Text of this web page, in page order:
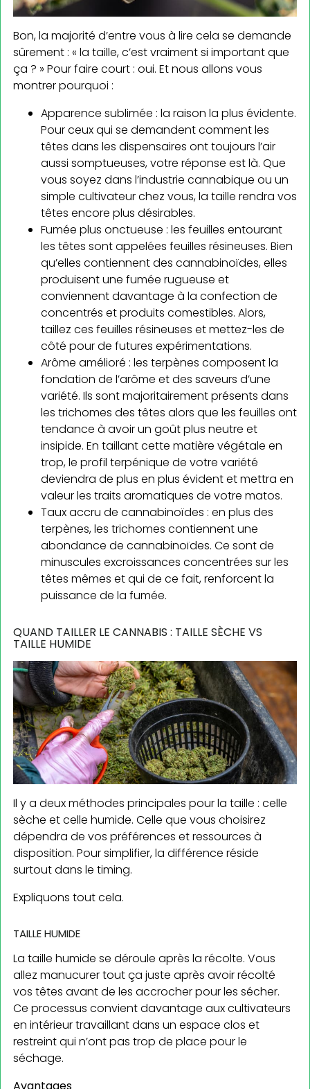
Bon, la majorité d’entre vous à lire cela se demande
sûrement : « la taille, c’est vraiment si important que
ça ? » Pour faire court : oui. Et nous allons vous
montrer pourquoi :
Apparence sublimée : la raison la plus évidente.
Pour ceux qui se demandent comment les
têtes dans les dispensaires ont toujours l’air
aussi somptueuses, votre réponse est là. Que
vous soyez dans l’industrie cannabique ou un
simple cultivateur chez vous, la taille rendra vos
têtes encore plus désirables.
Fumée plus onctueuse : les feuilles entourant
les têtes sont appelées feuilles résineuses. Bien
qu’elles contiennent des cannabinoïdes, elles
produisent une fumée rugueuse et
conviennent davantage à la confection de
concentrés et produits comestibles. Alors,
taillez ces feuilles résineuses et mettez-les de
côté pour de futures expérimentations.
Arôme amélioré : les terpènes composent la
fondation de l’arôme et des saveurs d’une
variété. Ils sont majoritairement présents dans
les trichomes des têtes alors que les feuilles ont
tendance à avoir un goût plus neutre et
insipide. En taillant cette matière végétale en
trop, le profil terpénique de votre variété
deviendra de plus en plus évident et mettra en
valeur les traits aromatiques de votre matos.
Taux accru de cannabinoïdes : en plus des
terpènes, les trichomes contiennent une
abondance de cannabinoïdes. Ce sont de
minuscules excroissances concentrées sur les
têtes mêmes et qui de ce fait, renforcent la
puissance de la fumée.
QUAND TAILLER LE CANNABIS : TAILLE SÈCHE VS
TAILLE HUMIDE
Il y a deux méthodes principales pour la taille : celle
sèche et celle humide. Celle que vous choisirez
dépendra de vos préférences et ressources à
disposition. Pour simplifier, la différence réside
surtout dans le timing.
Expliquons tout cela.
TAILLE HUMIDE
La taille humide se déroule après la récolte. Vous
allez manucurer tout ça juste après avoir récolté
vos têtes avant de les accrocher pour les sécher.
Ce processus convient davantage aux cultivateurs
en intérieur travaillant dans un espace clos et
restreint qui n’ont pas trop de place pour le
séchage.
Avantages